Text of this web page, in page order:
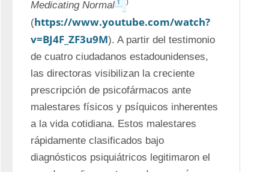
Medicating Normal
)
(https://www.youtube.com/watch?
v=BJ4F_ZF3u9M). A partir del testimonio
de cuatro ciudadanos estadounidenses,
las directoras visibilizan la creciente
prescripción de psicofármacos ante
malestares físicos y psíquicos inherentes
a la vida cotidiana. Estos malestares
rápidamente clasificados bajo
diagnósticos psiquiátricos legitimaron el